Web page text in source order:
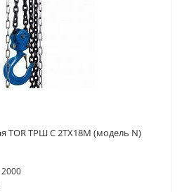
TOR ТРШ C 2ТХ18М (модель N)
2000